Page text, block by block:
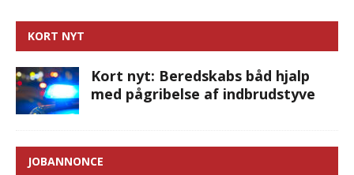
KORT NYT
Kort nyt: Beredskabs båd hjalp
med pågribelse af indbrudstyve
JOBANNONCE